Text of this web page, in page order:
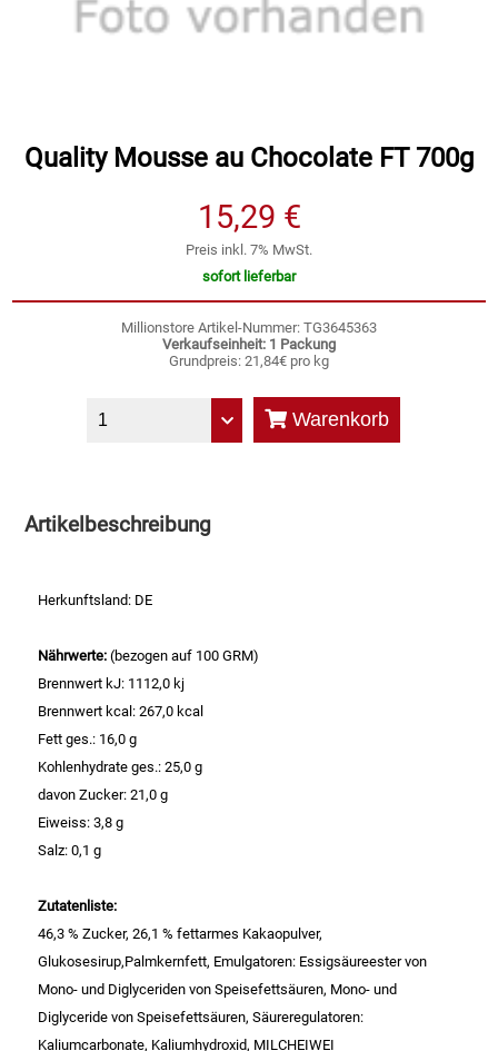
Speichermedien und Rohlinge
Zubehör
Bunte Palette
Cateringzubehör
Convenience Obst & Gemüse
Feinkost-/Fischkonserve
Fertiggerichte trocken
Fruchtsaft
Frühstück / Cerealien
Frühstück / süße Aufstriche
Garten
Gemüsekonserven
Quality Mousse au Chocolate FT 700g
15,29 €
Preis inkl. 7% MwSt.
sofort lieferbar
Millionstore Artikel-Nummer: TG3645363
Verkaufseinheit: 1 Packung
Grundpreis: 21,84€ pro kg
Warenkorb
Artikelbeschreibung
Herkunftsland: DE
Nährwerte:(bezogen auf 100 GRM)
Brennwert kJ: 1112,0 kj
Brennwert kcal: 267,0 kcal
Fett ges.: 16,0 g
Kohlenhydrate ges.: 25,0 g
davon Zucker: 21,0 g
Eiweiss: 3,8 g
Salz: 0,1 g
Zutatenliste:
46,3 % Zucker, 26,1 % fettarmes Kakaopulver,
Glukosesirup,Palmkernfett, Emulgatoren: Essigsäureester von
Mono- und Diglyceriden von Speisefettsäuren, Mono- und
Diglyceride von Speisefettsäuren, Säureregulatoren:
Kaliumcarbonate, Kaliumhydroxid, MILCHEIWEI